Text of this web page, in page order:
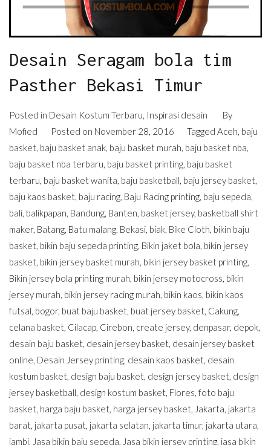
Desain Seragam bola tim
Pasther Bekasi Timur
Posted in Desain Kostum Terbaru, Inspirasi desain
By
Mofied
Posted on November 28, 2016 TaggedAceh, baju
basket, baju basket anak, baju basket murah, baju basket nba,
baju basket nba terbaru, baju basket printing, baju basket
terbaru, baju basket wanita, baju basketball, baju jersey basket,
baju kaos basket, baju racing, Baju Racing printing, baju sepeda,
bali, balikpapan, Bandung, Banten, basket jersey, basketball shirt
maker, Batang, Batu malang, Bekasi, biak, Bike Cloth, bikin baju
basket, bikin baju sepeda printing, Bikin jaket bola, bikin jersey
basket, bikin jersey basket murah, bikin jersey basket printing,
Bikin jersey bola printing murah, bikin jersey motocross, bikin
jersey murah, bikin jersey racing murah, bikin kaos, bikin kaos
futsal, bogor, buat baju basket, buat jersey basket, Cakung,
celana basket, Cilacap, Cirebon, create jersey, denpasar, depok,
desain baju basket, desain jersey basket, desain jersey basket
online, Desain Jersey printing, desain kaos basket, desain
kostum basket, design baju basket, design jersey basket, design
jersey basketball, design kostum basket, Flores, foto baju
basket, harga baju basket, harga jersey basket, Jakarta, jakarta
barat, jakarta pusat, jakarta selatan, jakarta timur, jakarta utara,
jambi, Jasa bikin baju sepeda, Jasa bikin jersey printing, jasa bikin